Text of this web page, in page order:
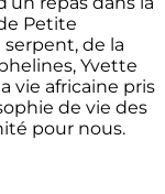
Petite
de la
Yvette
vie africaine pris
de vie des
pour nous.